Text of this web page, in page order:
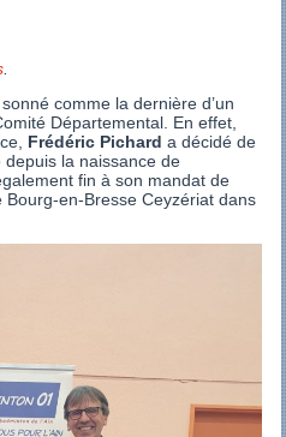
.
comme la dernière d’un
Départemental. En effet,
Frédéric Pichard a décidé de
la naissance de
fin à son mandat de
en-Bresse Ceyzériat dans